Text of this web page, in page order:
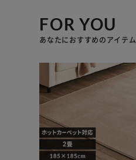
FOR YOU
あなたにおすすめのアイテム